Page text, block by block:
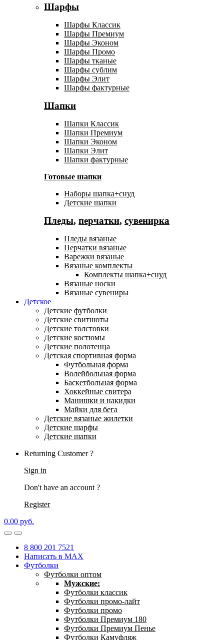
Шарфы
Шарфы Классик
Шарфы Премиум
Шарфы Эконом
Шарфы Промо
Шарфы тканые
Шарфы сублим
Шарфы Элит
Шарфы фактурные
Шапки
Шапки Классик
Шапки Премиум
Шапки Эконом
Шапки Элит
Шапки фактурные
Готовые шапки
Наборы шапка+снуд
Детские шапки
Пледы, перчатки, сувенирка
Пледы вязаные
Перчатки вязаные
Варежки вязаные
Вязаные комплекты
Комплекты шапка+снуд
Вязаные носки
Вязаные сувениры
Детское
Детские футболки
Детские свитшоты
Детские толстовки
Детские костюмы
Детские полотенца
Детская спортивная форма
Футбольная форма
Волейбольная форма
Баскетбольная форма
Хоккейные свитера
Манишки и накидки
Майки для бега
Детские вязаные жилетки
Детские шарфы
Детские шапки
Returning Customer ?
Sign in
Don't have an account ?
Register
0.00 руб.
8 800 201 7521
Написать в MAX
Футболки
Футболки оптом
Мужские:
Футболки классик
Футболки промо-лайт
Футболки промо
Футболки Премиум 180
Футболки Премиум Пенье
Футболки Камуфляж